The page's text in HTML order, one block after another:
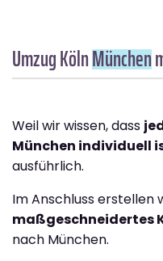
Umzug KölnMünchen
Weil wir wissen, dass
München individuell
ausführlich.
Im Anschluss erstellen
maßgeschneidertes
nach München.